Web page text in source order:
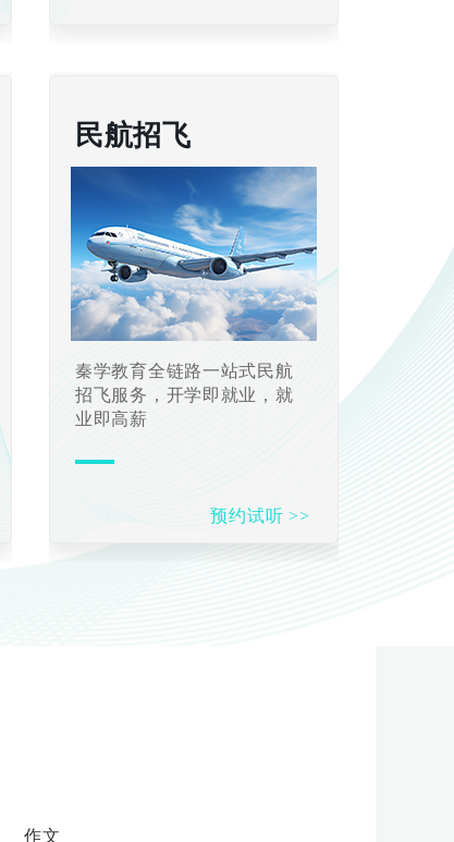
民航招飞
秦学教育全链路一站式民航
招飞服务，开学即就业，就
业即高薪
预约试听 >>
作文